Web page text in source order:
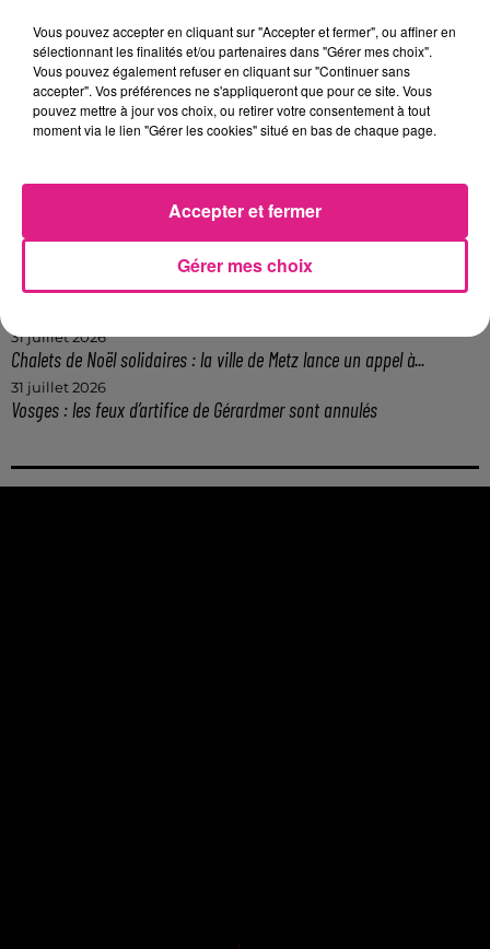
7 août 2026
Lorraine : une journée pas comme les autres au Parc animalier de...
6 août 2026
Metz : une distribution de lunette gratuite pour voir l’éclipse
5 août 2026
4 août 2026
Officiel : Gauthier Hein quitte le FC Metz pour l'OGC Nice
4 août 2026
Officiel : le lac de Madine reporte son feu d’artifice
4 août 2026
31 juillet 2026
Chalets de Noël solidaires : la ville de Metz lance un appel à...
31 juillet 2026
Vosges : les feux d’artifice de Gérardmer sont annulés
Vous pouvez accepter en cliquant sur "Accepter et fermer", ou affiner en
sélectionnant les finalités et/ou partenaires dans "Gérer mes choix".
Vous pouvez également refuser en cliquant sur "Continuer sans
accepter". Vos préférences ne s'appliqueront que pour ce site. Vous
pouvez mettre à jour vos choix, ou retirer votre consentement à tout
moment via le lien "Gérer les cookies" situé en bas de chaque page.
Gérer mes choix
Accepter et fermer